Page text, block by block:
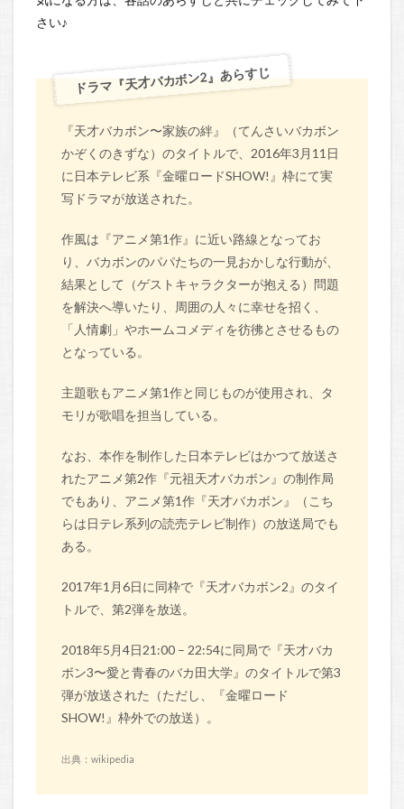
さい♪
ドラマ『天才バカボン2』あらすじ
『天才バカボン〜家族の絆』（てんさいバカボン
かぞくのきずな）のタイトルで、2016年3月11日
に日本テレビ系『金曜ロードSHOW!』枠にて実
写ドラマが放送された。
作風は『アニメ第1作』に近い路線となってお
り、バカボンのパパたちの一見おかしな行動が、
結果として（ゲストキャラクターが抱える）問題
を解決へ導いたり、周囲の人々に幸せを招く、
「人情劇」やホームコメディを彷彿とさせるもの
となっている。
主題歌もアニメ第1作と同じものが使用され、タ
モリが歌唱を担当している。
なお、本作を制作した日本テレビはかつて放送さ
れたアニメ第2作『元祖天才バカボン』の制作局
でもあり、アニメ第1作『天才バカボン』（こち
らは日テレ系列の読売テレビ制作）の放送局でも
ある。
2017年1月6日に同枠で『天才バカボン2』のタイ
トルで、第2弾を放送。
2018年5月4日21:00 – 22:54に同局で『天才バカ
ボン3〜愛と青春のバカ田大学』のタイトルで第3
弾が放送された（ただし、『金曜ロード
SHOW!』枠外での放送）。
出典：wikipedia